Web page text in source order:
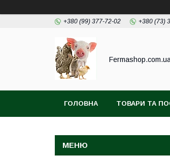
+380 (99) 377-72-02 +380 (73)
ГОЛОВНА ТОВАРИ ТА